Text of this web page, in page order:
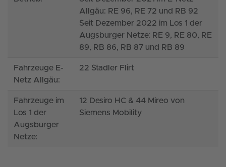
Allgäu: RE 96, RE 72 und RB 92
Seit Dezember 2022 im Los 1 der
Augsburger Netze: RE 9, RE 80, RE
89, RB 86, RB 87 und RB 89
Fahrzeuge E-
Netz Allgäu:
22 Stadler Flirt
Fahrzeuge im
Los 1 der
Augsburger
Netze:
12 Desiro HC & 44 Mireo von
Siemens Mobility